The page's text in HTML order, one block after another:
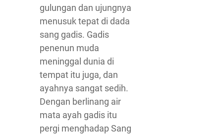
gulungan dan ujungnya
menusuk tepat di dada
sang gadis. Gadis
penenun muda
meninggal dunia di
tempat itu juga, dan
ayahnya sangat sedih.
Dengan berlinang air
mata ayah gadis itu
pergi menghadap Sang